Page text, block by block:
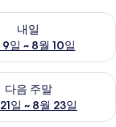
내일
일 ~ 8월 10일
능 여부 확인, 8월
16일
다음 주말
일 ~ 8월 23일
약 가능 여부 확인